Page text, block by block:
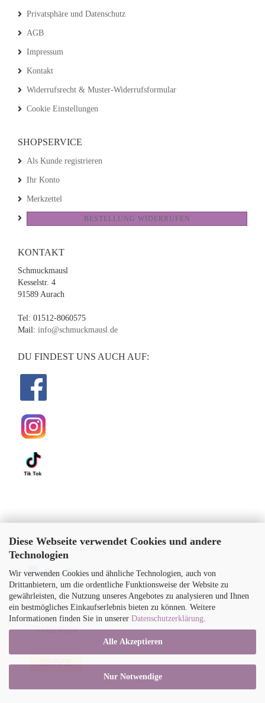
Diese Webseite verwendet Cookies und andere
Technologien
Wir verwenden Cookies und ähnliche Technologien, auch von
Drittanbietern, um die ordentliche Funktionsweise der Website zu
gewährleisten, die Nutzung unseres Angebotes zu analysieren und Ihnen
ein bestmögliches Einkaufserlebnis bieten zu können. Weitere
Informationen finden Sie in unserer Datenschutzerklärung
Alle Akzeptieren
Nur Notwendige
Privatsphäre und Datenschutz
AGB
Impressum
Kontakt
Widerrufsrecht & Muster-Widerrufsformular
Cookie Einstellungen
SHOPSERVICE
Als Kunde registrieren
Ihr Konto
Merkzettel
BESTELLUNG WIDERRUFEN
KONTAKT
Schmuckmausl
Kesselstr. 4
91589 Aurach
Tel: 01512-8060575
Mail: info@schmuckmausl.de
DU FINDEST UNS AUCH AUF:
SICHER EINKAUFEN MIT
WIR VERSENDEN MIT